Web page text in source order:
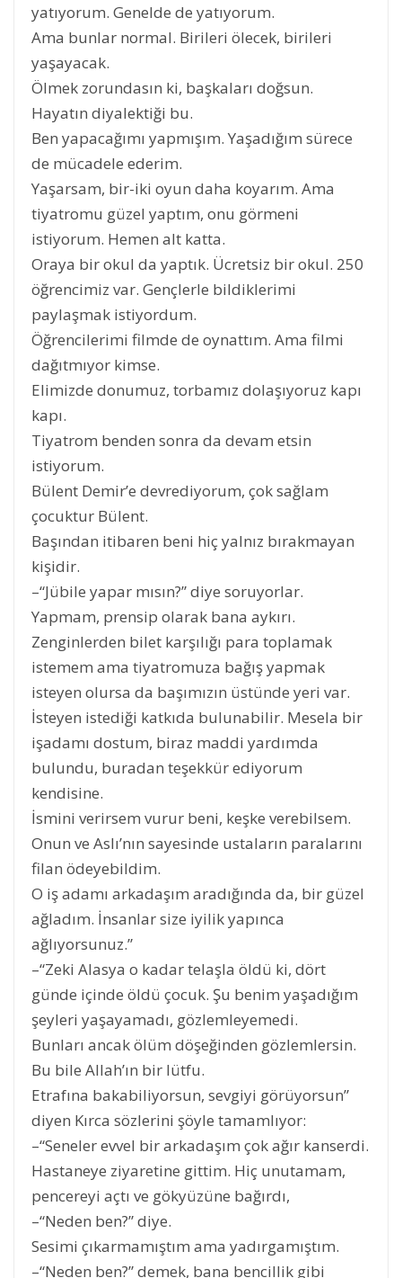
yatıyorum. Genelde de yatıyorum.
Ama bunlar normal. Birileri ölecek, birileri
yaşayacak.
Ölmek zorundasın ki, başkaları doğsun.
Hayatın diyalektiği bu.
Ben yapacağımı yapmışım. Yaşadığım sürece
de mücadele ederim.
Yaşarsam, bir-iki oyun daha koyarım. Ama
tiyatromu güzel yaptım, onu görmeni
istiyorum. Hemen alt katta.
Oraya bir okul da yaptık. Ücretsiz bir okul. 250
öğrencimiz var. Gençlerle bildiklerimi
paylaşmak istiyordum.
Öğrencilerimi filmde de oynattım. Ama filmi
dağıtmıyor kimse.
Elimizde donumuz, torbamız dolaşıyoruz kapı
kapı.
Tiyatrom benden sonra da devam etsin
istiyorum.
Bülent Demir’e devrediyorum, çok sağlam
çocuktur Bülent.
Başından itibaren beni hiç yalnız bırakmayan
kişidir.
–“Jübile yapar mısın?” diye soruyorlar.
Yapmam, prensip olarak bana aykırı.
Zenginlerden bilet karşılığı para toplamak
istemem ama tiyatromuza bağış yapmak
isteyen olursa da başımızın üstünde yeri var.
İsteyen istediği katkıda bulunabilir. Mesela bir
işadamı dostum, biraz maddi yardımda
bulundu, buradan teşekkür ediyorum
kendisine.
İsmini verirsem vurur beni, keşke verebilsem.
Onun ve Aslı’nın sayesinde ustaların paralarını
filan ödeyebildim.
O iş adamı arkadaşım aradığında da, bir güzel
ağladım. İnsanlar size iyilik yapınca
ağlıyorsunuz.”
–“Zeki Alasya o kadar telaşla öldü ki, dört
günde içinde öldü çocuk. Şu benim yaşadığım
şeyleri yaşayamadı, gözlemleyemedi.
Bunları ancak ölüm döşeğinden gözlemlersin.
Bu bile Allah’ın bir lütfu.
Etrafına bakabiliyorsun, sevgiyi görüyorsun”
diyen Kırca sözlerini şöyle tamamlıyor:
–“Seneler evvel bir arkadaşım çok ağır kanserdi.
Hastaneye ziyaretine gittim. Hiç unutamam,
pencereyi açtı ve gökyüzüne bağırdı,
–“Neden ben?” diye.
Sesimi çıkarmamıştım ama yadırgamıştım.
–“Neden ben?” demek, bana bencillik gibi